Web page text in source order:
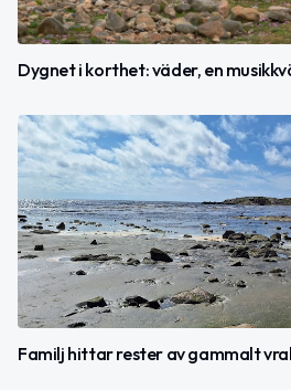
Dygnet i korthet: väder, en
Familj hittar rester av gammalt